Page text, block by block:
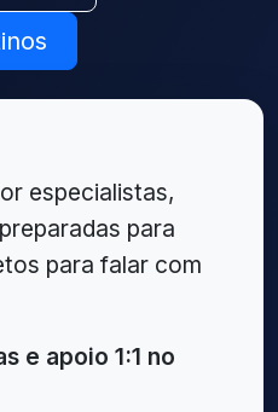
especialistas,
para
para falar com
e apoio 1:1 no